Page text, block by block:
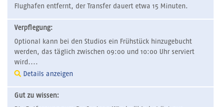
Flughafen entfernt, der Transfer dauert etwa 15 Minuten.
Verpflegung:
Optional kann bei den Studios ein Frühstück hinzugebucht
werden, das täglich zwischen 09:00 und 10:00 Uhr serviert
wird....
Details anzeigen
Gut zu wissen: